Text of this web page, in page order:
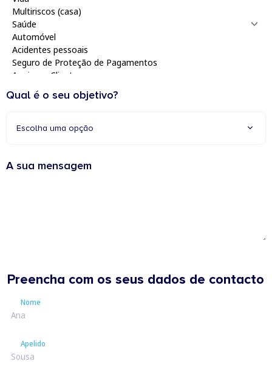
Qual é o seu objetivo?
Escolha uma opção
A sua mensagem
Preencha com os seus dados de contacto
Nome
Nome
Apelido
Apelido